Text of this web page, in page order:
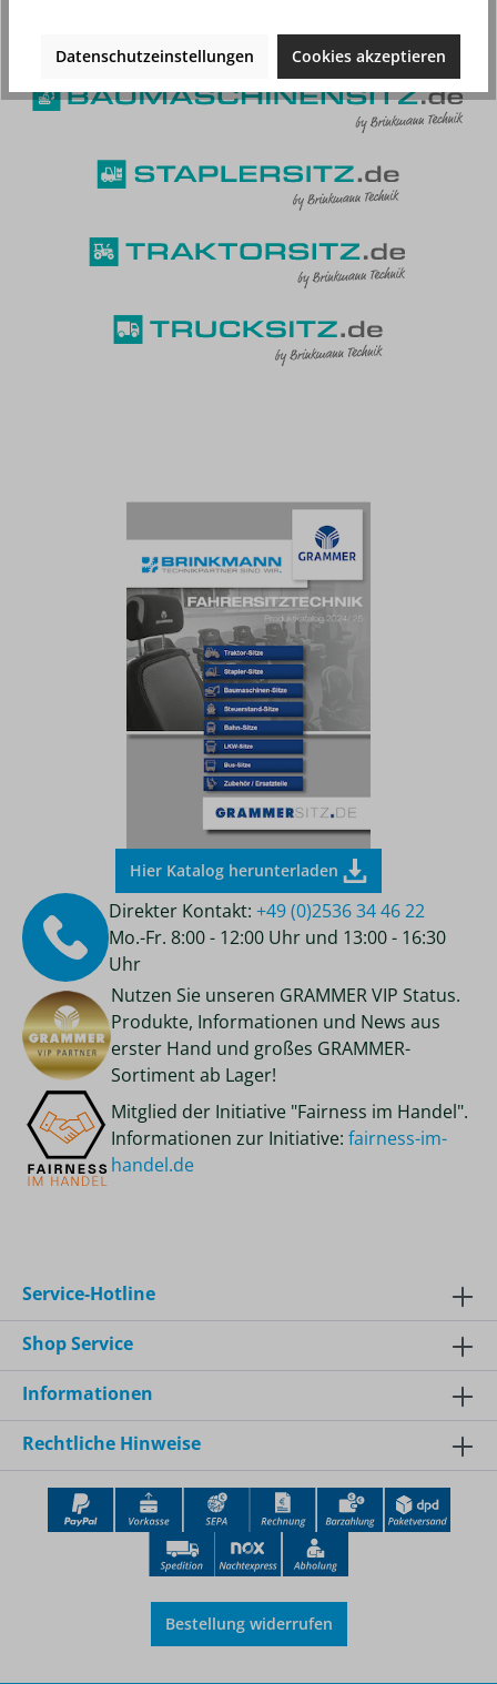
Hier Katalog herunterladen
Direkter Kontakt:+49 (0)2536 34 46 22
Mo.-Fr. 8:00 - 12:00 Uhr und 13:00 - 16:30
Uhr
Nutzen Sie unseren GRAMMER VIP Status.
Produkte, Informationen und News aus
erster Hand und großes GRAMMER-
Sortiment ab Lager!
Mitglied der Initiative "Fairness im Handel".
Informationen zur Initiative: fairness-im-
handel.de
Service-Hotline
Shop Service
Informationen
Rechtliche Hinweise
Bestellung widerrufen
Datenschutzeinstellungen Cookies akzeptieren